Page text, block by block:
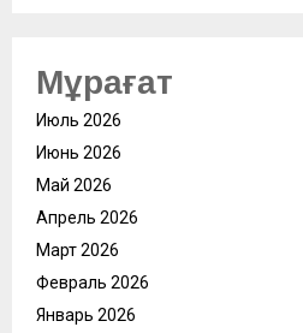
Мұрағат
Июль 2026
Июнь 2026
Май 2026
Апрель 2026
Март 2026
Февраль 2026
Январь 2026